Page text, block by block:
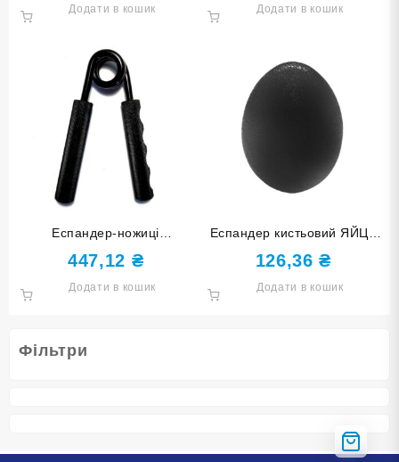
Фільтри
Додати в кошик Додати в кошик
Еспандер-ножиці
навантаження 300 lb 300LB-
Ч
447,12 ₴
Додати в кошик
Еспандер кистьовий ЯЙЦЕ
чорний DQ-8211-Black
126,36₴
Додати в кошик